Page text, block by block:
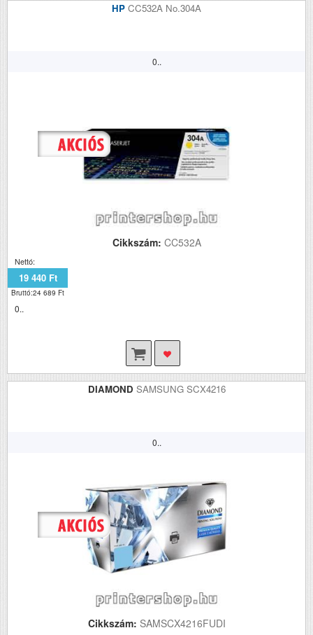
HP CC532A No.304A
0..
Cikkszám: CC532A
Nettó:
19 440 Ft
Bruttó:24 689 Ft
0..
DIAMOND SAMSUNG SCX4216
0..
Cikkszám: SAMSCX4216FUDI